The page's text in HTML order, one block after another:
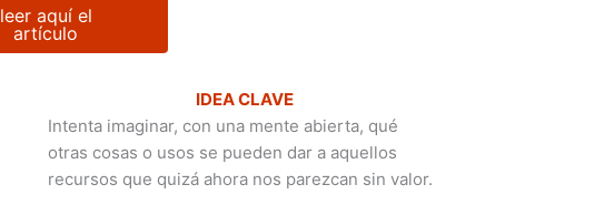
leer aquí el
artículo
IDEA CLAVE
Intenta imaginar, con una mente abierta, qué
otras cosas o usos se pueden dar a aquellos
recursos que quizá ahora nos parezcan sin valor.